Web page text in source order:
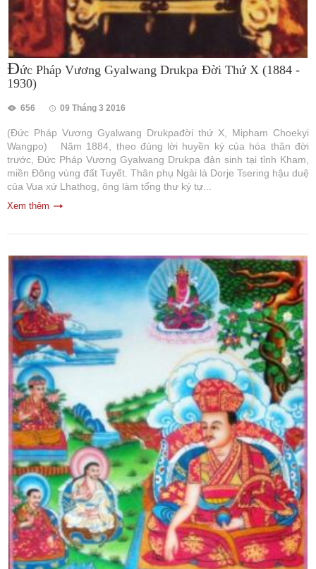
Đức Pháp Vương Gyalwang Drukpa Đời Thứ X (1884 -
1930)
656 09 Tháng 3 2016
(Đức Pháp Vương Gyalwang Drukpađời thứ X, Mipham Choekyi
Wangpo) Năm 1884, theo đúng lời huyền ký của hóa thân đời
trước, Đức Pháp Vương Gyalwang Drukpa đản sinh tại tỉnh Kham,
miền Đông vùng đất Tuyết. Thân phụ Ngài là Dorje Tsering hậu duệ
của Vua xứ Lhathog, ông làm tổng thư ký tự...
Xem thêm